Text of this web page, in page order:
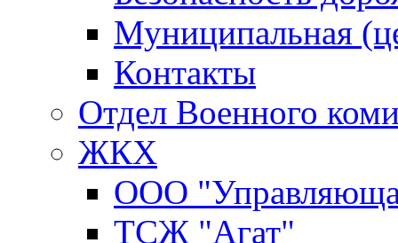
Муниципальная
Контакты
Отдел Военного
ЖКХ
ООО
ТСЖ "Агат"